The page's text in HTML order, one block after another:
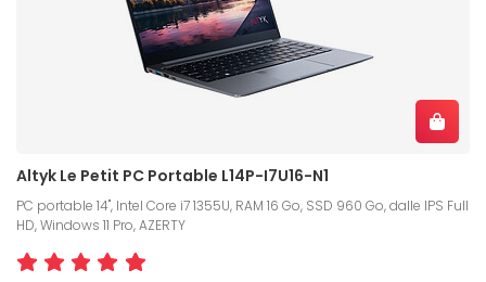
Altyk Le Petit PC Portable L14P-I7U16-N1
PC portable 14", Intel Core i7 1355U, RAM 16 Go, SSD 960 Go, dalle IPS Full
HD, Windows 11 Pro, AZERTY